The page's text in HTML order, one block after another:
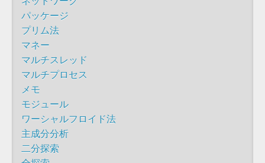
パッケージ
プリム法
マネー
マルチスレッド
マルチプロセス
メモ
モジュール
ワーシャルフロイド法
主成分分析
二分探索